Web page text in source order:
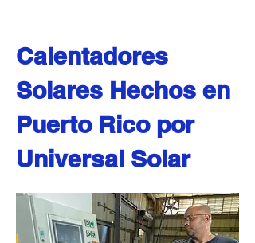
Calentadores
Solares Hechos en
Puerto Rico por
Universal Solar